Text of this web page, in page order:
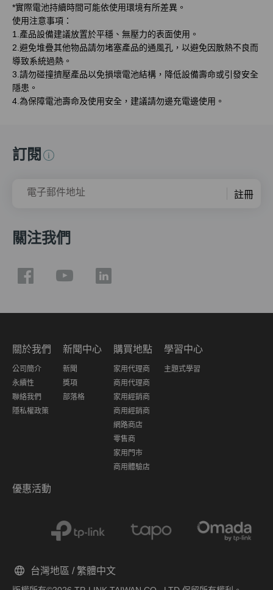
*實際電池持續時間可能依使用環境有所差異。
使用注意事項：
1.產品設備建議放置於平穩、無壓力的表面使用。
2.避免堆疊其他物品請勿堵塞產品的通風孔，以避免因散熱不良而
導致系統過熱。
3.請勿碰撞擠壓產品以免損壞電池結構，降低設備壽命或引發安全
隱患。
4.為保障電池壽命及使用安全，建議請勿邊充電邊使用。
訂閱
電子郵件地址 註冊
關注我們
關於我們
公司簡介
永續性
聯絡我們
隱私權政策
新聞中心
新聞
獎項
部落格
購買地點
家用代理商
商用代理商
家用經銷商
商用經銷商
網路商店
零售商
家用門市
商用體驗店
學習中心
主題式學習
優惠活動
台灣地區 / 繁體中文